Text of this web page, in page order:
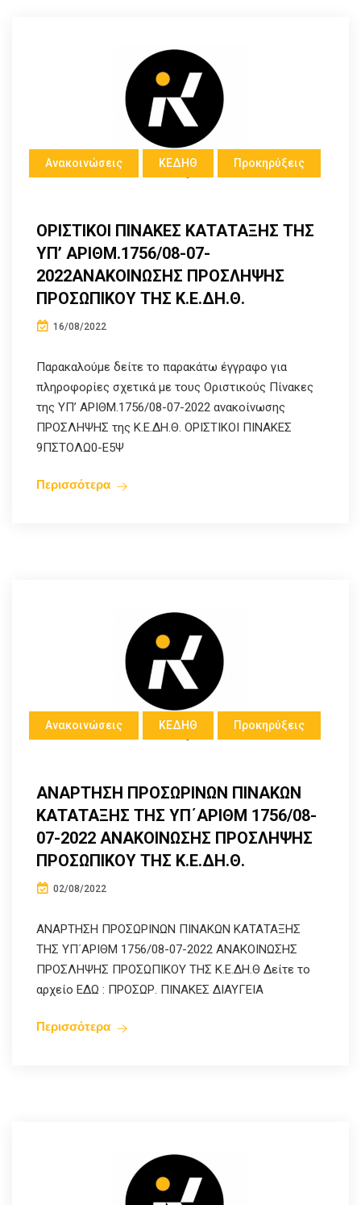
Ανακοινώσεις ΚΕΔΗΘ Προκηρύξεις
ΟΡΙΣΤΙΚΟΙ ΠΙΝΑΚΕΣ ΚΑΤΑΤΑΞΗΣ ΤΗΣ
ΥΠ’ ΑΡΙΘΜ.1756/08-07-
2022ΑΝΑΚΟΙΝΩΣΗΣ ΠΡΟΣΛΗΨΗΣ
ΠΡΟΣΩΠΙΚΟΥ ΤΗΣ Κ.Ε.ΔΗ.Θ.
16/08/2022
Παρακαλούμε δείτε το παρακάτω έγγραφο για
πληροφορίες σχετικά με τους Οριστικούς Πίνακες
της ΥΠ’ ΑΡΙΘΜ.1756/08-07-2022 ανακοίνωσης
ΠΡΟΣΛΗΨΗΣ της Κ.Ε.ΔΗ.Θ. ΟΡΙΣΤΙΚΟΙ ΠΙΝΑΚΕΣ
9ΠΣΤΟΛΩ0-Ε5Ψ
Περισσότερα
Ανακοινώσεις ΚΕΔΗΘ Προκηρύξεις
ΑΝΑΡΤΗΣΗ ΠΡΟΣΩΡΙΝΩΝ ΠΙΝΑΚΩΝ
ΚΑΤΑΤΑΞΗΣ ΤΗΣ ΥΠ΄ΑΡΙΘΜ 1756/08-
07-2022 ΑΝΑΚΟΙΝΩΣΗΣ ΠΡΟΣΛΗΨΗΣ
ΠΡΟΣΩΠΙΚΟΥ ΤΗΣ Κ.Ε.ΔΗ.Θ.
02/08/2022
ΑΝΑΡΤΗΣΗ ΠΡΟΣΩΡΙΝΩΝ ΠΙΝΑΚΩΝ ΚΑΤΑΤΑΞΗΣ
ΤΗΣ ΥΠ΄ΑΡΙΘΜ 1756/08-07-2022 ΑΝΑΚΟΙΝΩΣΗΣ
ΠΡΟΣΛΗΨΗΣ ΠΡΟΣΩΠΙΚΟΥ ΤΗΣ Κ.Ε.ΔΗ.Θ Δείτε το
αρχείο ΕΔΩ : ΠΡΟΣΩΡ. ΠΙΝΑΚΕΣ ΔΙΑΥΓΕΙΑ
Περισσότερα